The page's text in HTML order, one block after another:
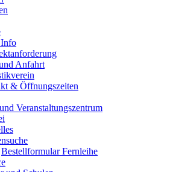
Anfahrt
& Öffnungszeiten
Veranstaltungszentrum
Bestellformular Fernleihe